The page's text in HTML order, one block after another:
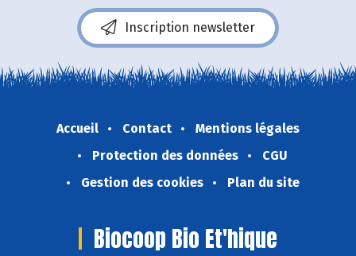
Inscription newsletter
Accueil Contact
Mentions légales
Protection des données
CGU
Gestion des cookies
Plan du site
Biocoop Bio Et'hique